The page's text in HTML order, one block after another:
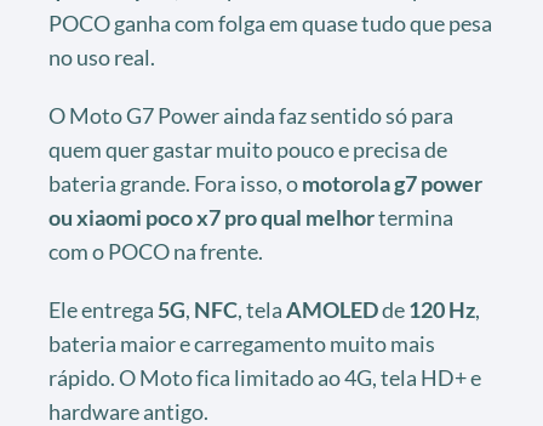
POCO ganha com folga em quase tudo que pesa
no uso real.
O Moto G7 Power ainda faz sentido só para
quem quer gastar muito pouco e precisa de
bateria grande. Fora isso, omotorola g7 power
ou xiaomi poco x7 pro qual melhortermina
com o POCO na frente.
Ele entrega 5G, NFC, telaAMOLEDde120 Hz,
bateria maior e carregamento muito mais
rápido. O Moto fica limitado ao 4G, tela HD+ e
hardware antigo.